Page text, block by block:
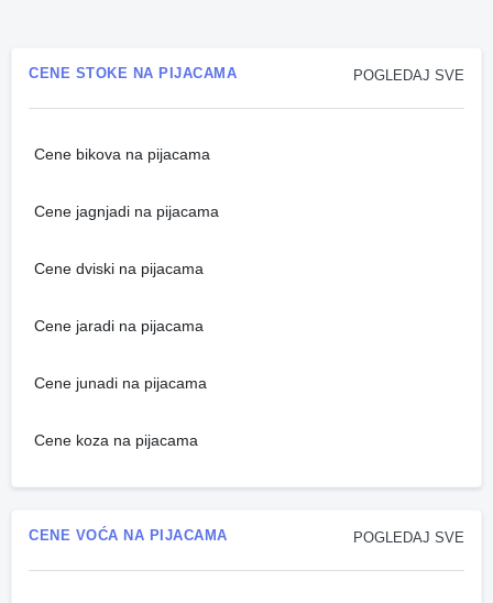
POGLEDAJ SVE
CENE STOKE NA PIJACAMA
Cene bikova na pijacama
Cene jagnjadi na pijacama
Cene dviski na pijacama
Cene jaradi na pijacama
Cene junadi na pijacama
Cene koza na pijacama
POGLEDAJ SVE
CENE VOĆA NA PIJACAMA